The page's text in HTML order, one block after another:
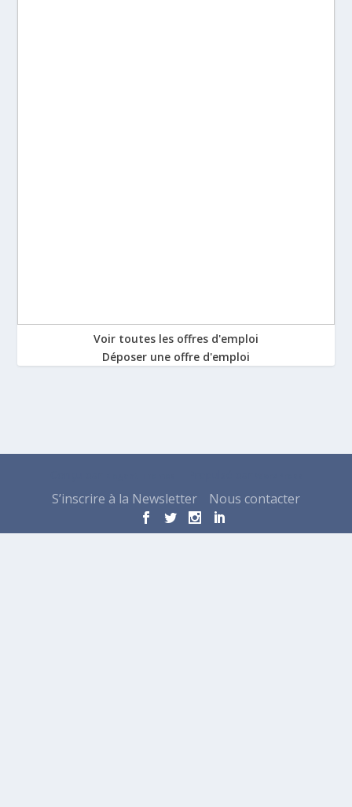
Voir toutes les offres d'emploi
Déposer une offre d'emploi
S’inscrire à la Newsletter Nous contacter